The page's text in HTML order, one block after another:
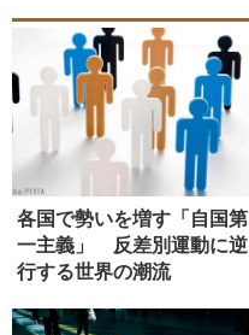
各国で勢いを増す「自国第
一主義」 反差別運動に逆
行する世界の潮流